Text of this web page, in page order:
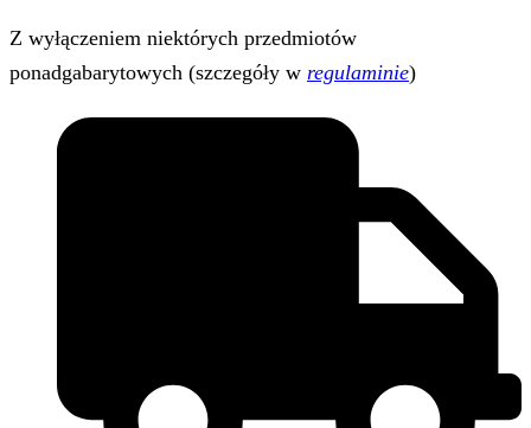
Z wyłączeniem niektórych przedmiotów
ponadgabarytowych (szczegóły w regulaminie)